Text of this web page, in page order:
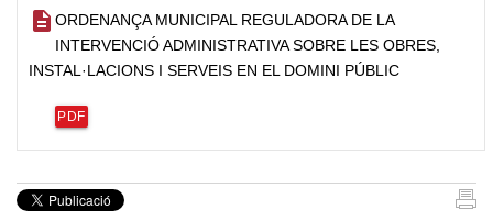
description ORDENANÇA MUNICIPAL REGULADORA DE LA
INTERVENCIÓ ADMINISTRATIVA SOBRE LES OBRES,
INSTAL·LACIONS I SERVEIS EN EL DOMINI PÚBLIC
PDF